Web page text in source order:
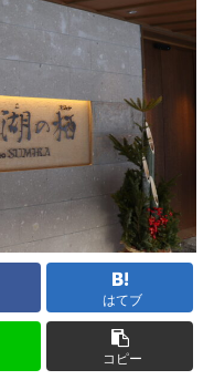
はてブ
コピー